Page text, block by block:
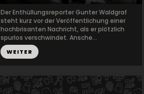
Der Enthüllungsreporter Gunter Waldgraf
steht kurz vor der Veröffentlichung einer
hochbrisanten Nachricht, als er plötzlich
spurlos verschwindet. Ansche...
WEITER